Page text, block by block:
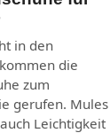
in den
die
zum
gerufen. Mules
Leichtigkeit